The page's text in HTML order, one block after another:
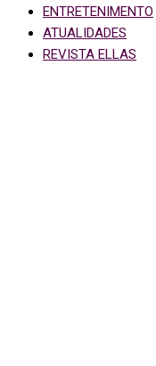
ENTRETENIMENTO
ATUALIDADES
REVISTA ELLAS